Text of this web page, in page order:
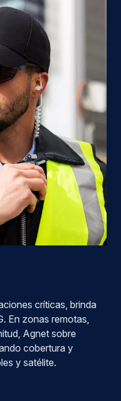
críticas, brinda
En zonas remotas,
Agnet sobre
cobertura y
y satélite.